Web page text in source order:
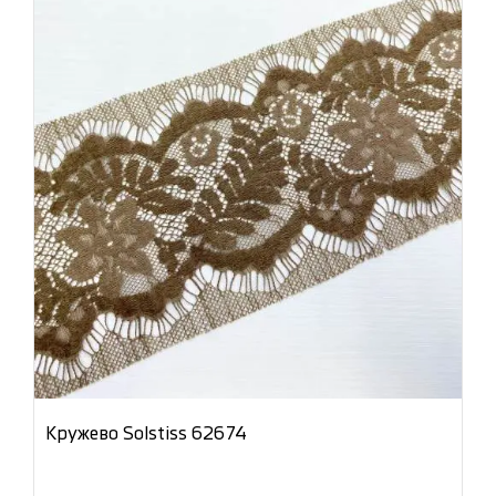
Кружево Solstiss 62674